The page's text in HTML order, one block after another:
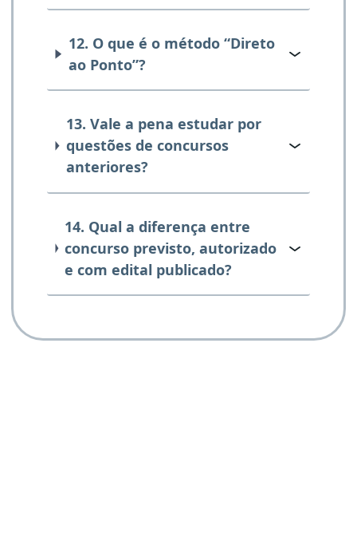
12. O que é o método “Direto
ao Ponto”?
13. Vale a pena estudar por
questões de concursos
anteriores?
14. Qual a diferença entre
concurso previsto, autorizado
e com edital publicado?